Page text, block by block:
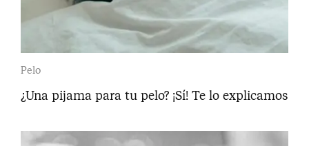
Pelo
¿Una pijama para tu pelo? ¡Sí! Te lo explicamos